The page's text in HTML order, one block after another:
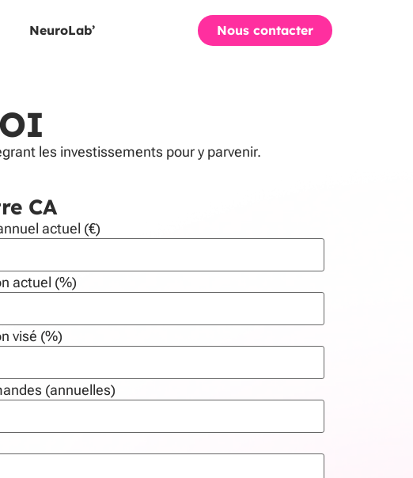
NeuroLab’ Nous contacter
les investissements pour y parvenir.
CA
actuel (€)
actuel (%)
visé (%)
(annuelles)